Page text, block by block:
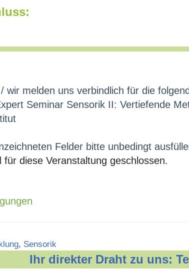
wir melden uns verbindlich für die
Seminar Sensorik II: Vertiefende
Felder bitte unbedingt
für diese Veranstaltung geschlossen.
, Sensorik
Ihr direkter Draht zu uns: